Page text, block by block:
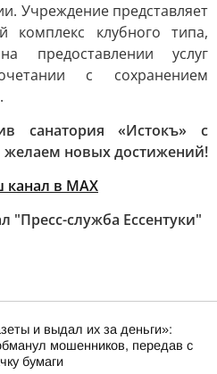
Учреждение представляет
комплекс клубного типа,
предоставлении услуг
с сохранением
санатория «Истокъ» с
желаем новых достижений!
в MAX
"Пресс-служба Ессентуки"
и выдал их за деньги»:
мошенников, передав с
бумаги